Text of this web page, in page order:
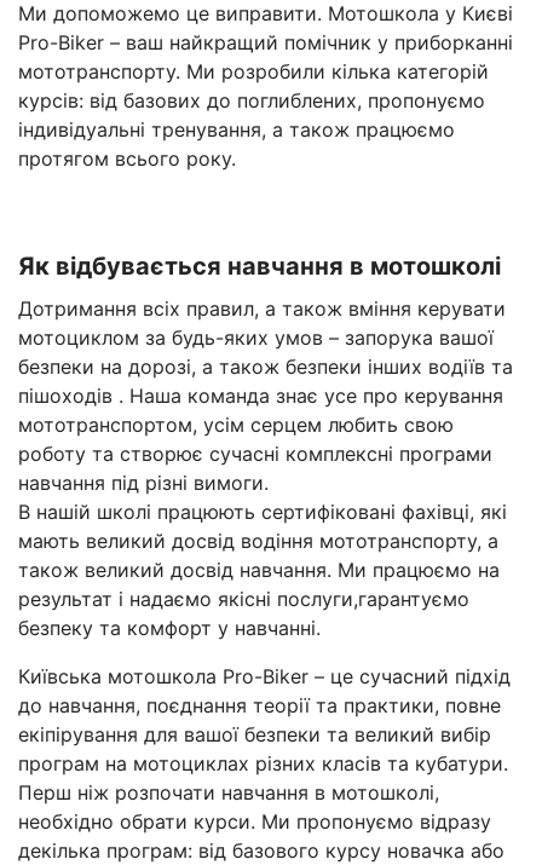
Ми допоможемо це виправити. Мотошкола у Києві
Pro-Biker – ваш найкращий помічник у приборканні
мототранспорту. Ми розробили кілька категорій
курсів: від базових до поглиблених, пропонуємо
індивідуальні тренування, а також працюємо
протягом всього року.
Як відбувається навчання в мотошколі
Дотримання всіх правил, а також вміння керувати
мотоциклом за будь-яких умов – запорука вашої
безпеки на дорозі, а також безпеки інших водіїв та
пішоходів . Наша команда знає усе про керування
мототранспортом, усім серцем любить свою
роботу та створює сучасні комплексні програми
навчання під різні вимоги.
В нашій школі працюють сертифіковані фахівці, які
мають великий досвід водіння мототранспорту, а
також великий досвід навчання. Ми працюємо на
результат і надаємо якісні послуги,гарантуємо
безпеку та комфорт у навчанні.
Київська мотошкола Pro-Biker – це сучасний підхід
до навчання, поєднання теорії та практики, повне
екіпірування для вашої безпеки та великий вибір
програм на мотоциклах різних класів та кубатури.
Перш ніж розпочати навчання в мотошколі,
необхідно обрати курси. Ми пропонуємо відразу
декілька програм: від базового курсу новачка або